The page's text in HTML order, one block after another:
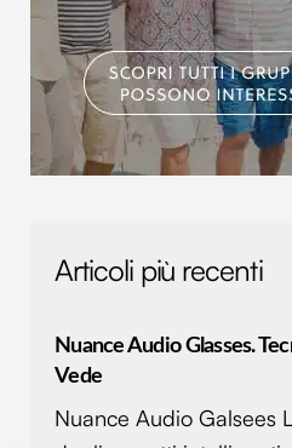
Articoli più recenti
Nuance Audio Glasses.
Vede
Nuance Audio Galsees